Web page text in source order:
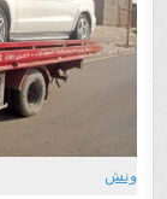
ونش